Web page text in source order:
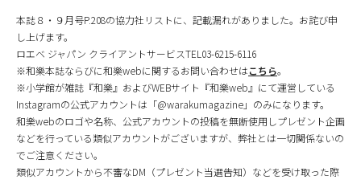
本誌８・９月号P.208の協力社リストに、記載漏れがありました。お詫び申
し上げます。
ロエベ ジャパン クライアントサービスTEL03-6215-6116
※和樂本誌ならびに和樂webに関するお問い合わせはこちら。
※小学館が雑誌『和樂』およびWEBサイト『和樂web』にて運営している
Instagramの公式アカウントは「@warakumagazine」のみになります。
和樂webのロゴや名称、公式アカウントの投稿を無断使用しプレゼント企画
などを行っている類似アカウントがございますが、弊社とは一切関係ないの
でご注意ください。
類似アカウントから不審なDM（プレゼント当選告知）などを受け取った際